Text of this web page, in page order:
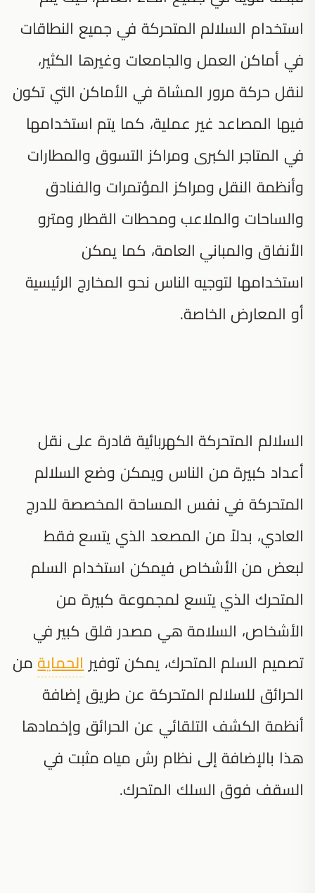
استخدام السلالم المتحركة في جميع النطاقات
في أماكن العمل والجامعات وغيرها الكثير،
لنقل حركة مرور المشاة في الأماكن التي تكون
فيها المصاعد غير عملية، كما يتم استخدامها
في المتاجر الكبرى ومراكز التسوق والمطارات
وأنظمة النقل ومراكز المؤتمرات والفنادق
والساحات والملاعب ومحطات القطار ومترو
الأنفاق والمباني العامة، كما يمكن
استخدامها لتوجيه الناس نحو المخارج الرئيسية
أو المعارض الخاصة.
السلالم المتحركة الكهربائية قادرة على نقل
أعداد كبيرة من الناس ويمكن وضع السلالم
المتحركة في نفس المساحة المخصصة للدرج
العادي، بدلاً من المصعد الذي يتسع فقط
لبعض من الأشخاص فيمكن استخدام السلم
المتحرك الذي يتسع لمجموعة كبيرة من
الأشخاص، السلامة هي مصدر قلق كبير في
تصميم السلم المتحرك، يمكن توفيرالحمايةمن
الحرائق للسلالم المتحركة عن طريق إضافة
أنظمة الكشف التلقائي عن الحرائق وإخمادها
هذا بالإضافة إلى نظام رش مياه مثبت في
السقف فوق السلك المتحرك.